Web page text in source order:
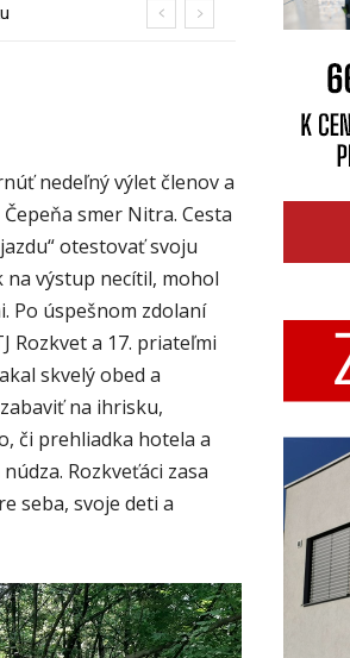
nedeľný výlet členov a
smer Nitra. Cesta
otestovať svoju
na výstup necítil, mohol
Po úspešnom zdolaní
Rozkvet a 17. priateľmi
skvelý obed a
na ihrisku,
či prehliadka hotela a
Rozkveťáci zasa
seba, svoje deti a